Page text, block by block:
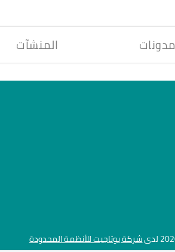
مدونات المنشآت
شركة يوتاجيت للأنظمة المحدودة